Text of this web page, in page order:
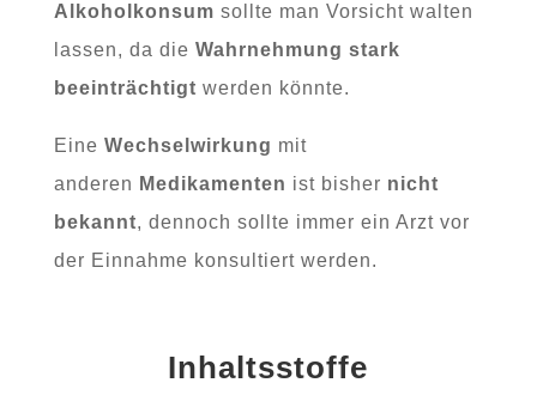
Alkoholkonsum sollte man Vorsicht walten
lassen, da die Wahrnehmung stark
beeinträchtigt werden könnte.
Eine Wechselwirkung mit
anderen Medikamenten ist bisher nicht
bekannt, dennoch sollte immer ein Arzt vor
der Einnahme konsultiert werden.
Inhaltsstoffe